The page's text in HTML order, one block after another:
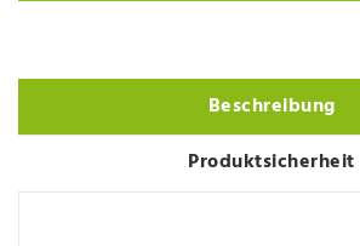
Beschreibung
Produktsicherheit